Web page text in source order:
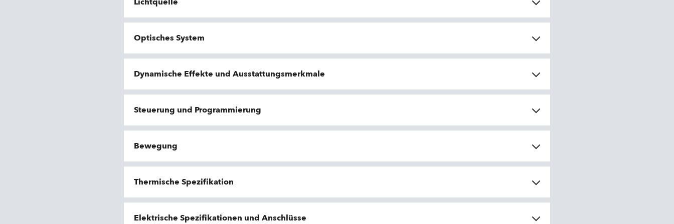
Optisches System
Dynamische Effekte und Ausstattungsmerkmale
Steuerung und Programmierung
Bewegung
Thermische Spezifikation
Elektrische Spezifikationen und Anschlüsse